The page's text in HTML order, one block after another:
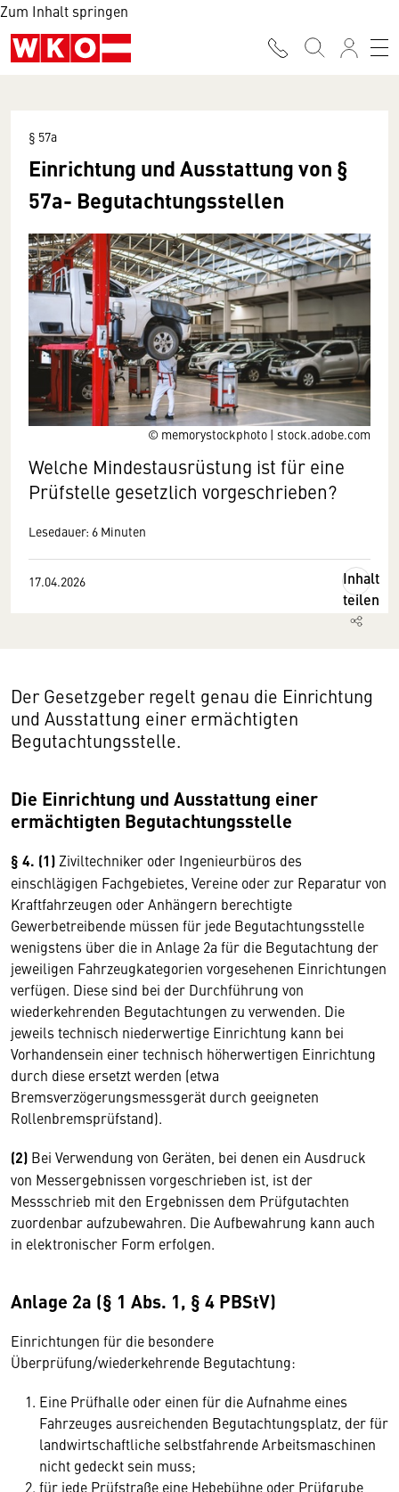
Zum Inhalt springen
© memorystockphoto | stock.adobe.com
§ 57a
Einrichtung und Ausstattung von §
57a- Begutachtungsstellen
Welche Mindestausrüstung ist für eine
Prüfstelle gesetzlich vorgeschrieben?
Lesedauer: 6 Minuten
17.04.2026
Inhalt
teilen
Der Gesetzgeber regelt genau die Einrichtung
und Ausstattung einer ermächtigten
Begutachtungsstelle.
Die Einrichtung und Ausstattung einer
ermächtigten Begutachtungsstelle
§ 4. (1) Ziviltechniker oder Ingenieurbüros des
einschlägigen Fachgebietes, Vereine oder zur Reparatur von
Kraftfahrzeugen oder Anhängern berechtigte
Gewerbetreibende müssen für jede Begutachtungsstelle
wenigstens über die in Anlage 2a für die Begutachtung der
jeweiligen Fahrzeugkategorien vorgesehenen Einrichtungen
verfügen. Diese sind bei der Durchführung von
wiederkehrenden Begutachtungen zu verwenden. Die
jeweils technisch niederwertige Einrichtung kann bei
Vorhandensein einer technisch höherwertigen Einrichtung
durch diese ersetzt werden (etwa
Bremsverzögerungsmessgerät durch geeigneten
Rollenbremsprüfstand).
(2) Bei Verwendung von Geräten, bei denen ein Ausdruck
von Messergebnissen vorgeschrieben ist, ist der
Messschrieb mit den Ergebnissen dem Prüfgutachten
zuordenbar aufzubewahren. Die Aufbewahrung kann auch
in elektronischer Form erfolgen.
Anlage 2a (§ 1 Abs. 1, § 4 PBStV)
Einrichtungen für die besondere
Überprüfung/wiederkehrende Begutachtung:
Eine Prüfhalle oder einen für die Aufnahme eines
Fahrzeuges ausreichenden Begutachtungsplatz, der für
landwirtschaftliche selbstfahrende Arbeitsmaschinen
nicht gedeckt sein muss;
für jede Prüfstraße eine Hebebühne oder Prüfgrube